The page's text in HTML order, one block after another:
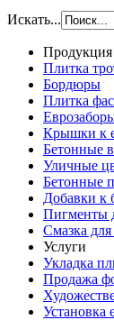
Искать...
Продукция
Плитка
Бордюры
Плитка
Крышки к
Бетонные
Уличные
Бетонные
Добавки к
Пигменты
Смазка
Услуги
Укладка
Продажа
Установка